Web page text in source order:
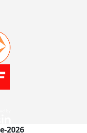
2026